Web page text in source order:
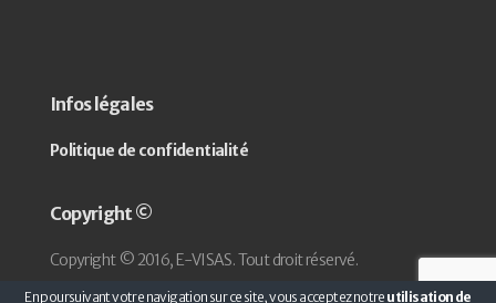
Infos légales
Politique de confidentialité
Copyright ©
Copyright © 2016, E-VISAS. Tout droit réservé.
En poursuivant votre navigation sur ce site, vous acceptez notre utilisation de